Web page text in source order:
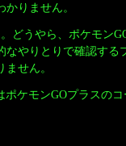
りません。
。どうやら、ポケモン
なやりとりで確認す
せん。
ポケモンGOプラスの